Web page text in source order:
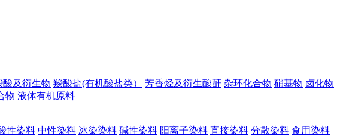
酸及衍生物 羧酸盐(有机酸盐类） 芳香烃及衍生酸酐 杂环化合物 硝基物 卤化物
物 液体有机原料
性染料 中性染料 冰染染料 碱性染料 阳离子染料 直接染料 分散染料 食用染料